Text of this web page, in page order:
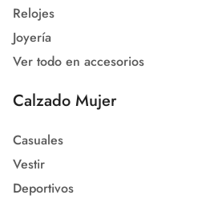
Relojes
Joyería
Ver todo en accesorios
Calzado Mujer
Casuales
Vestir
Deportivos